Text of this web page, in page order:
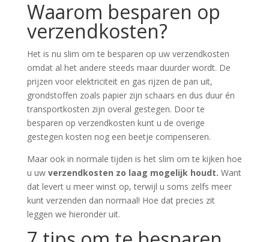
Waarom besparen op
verzendkosten?
Het is nu slim om te besparen op uw verzendkosten
omdat al het andere steeds maar duurder wordt. De
prijzen voor elektriciteit en gas rijzen de pan uit,
grondstoffen zoals papier zijn schaars en dus duur én
transportkosten zijn overal gestegen. Door te
besparen op verzendkosten kunt u de overige
gestegen kosten nog een beetje compenseren.
Maar ook in normale tijden is het slim om te kijken hoe
u uw verzendkosten zo laag mogelijk houdt. Want
dat levert u meer winst op, terwijl u soms zelfs meer
kunt verzenden dan normaal! Hoe dat precies zit
leggen we hieronder uit.